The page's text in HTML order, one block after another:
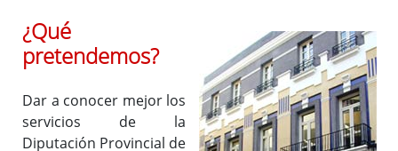
Qué es la OAC
Qué servicios prestamos
Certificado de Firma Electrónica
¿Qué
pretendemos?
Dar a conocer mejor los
servicios de la
Diputación Provincial de